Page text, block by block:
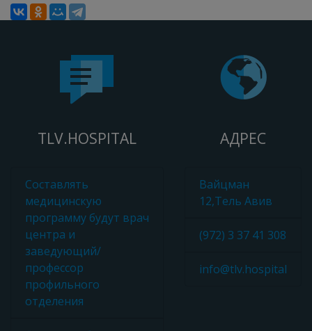
TLV.HOSPITAL
Составлять
медицинскую
программу будут врач
центра и
заведующий/
профессор
профильного
отделения
АДРЕС
Вайцман
12,Тель Авив
(972) 3 37 41 308
info@tlv.hospital